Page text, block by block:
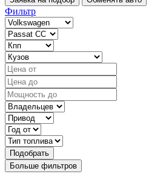
Фильтр
Подобрать
Больше фильтров